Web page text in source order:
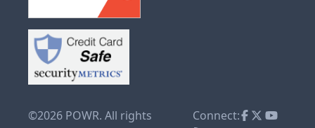
©2026 POWR. All rights
Connect: